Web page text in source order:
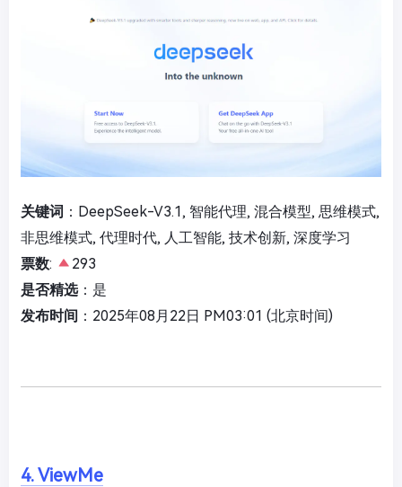
关键词 ：DeepSeek-V3.1, 智能代理, 混合模型, 思维模式,
非思维模式, 代理时代, 人工智能, 技术创新, 深度学习
票数:
293
是否精选：是
发布时间 ：2025年08月22日 PM03:01 (北京时间)
4. ViewMe